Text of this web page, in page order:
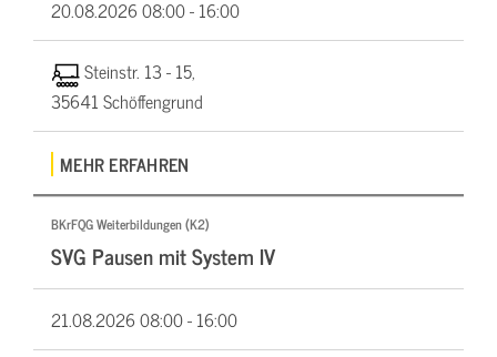
20.08.202608:00 - 16:00
Steinstr. 13 - 15,
35641 Schöffengrund
MEHR ERFAHREN
BKrFQG Weiterbildungen (K2)
SVG Pausen mit System IV
21.08.202608:00 - 16:00